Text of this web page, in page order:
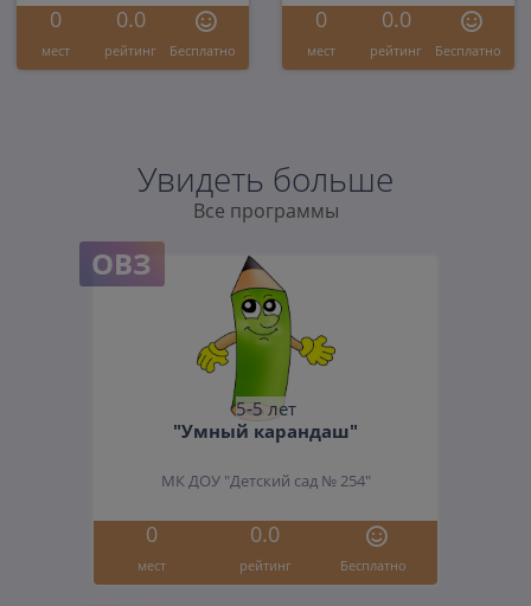
0 0.0
мест рейтинг Бесплатно
0 0.0
мест рейтинг Бесплатно
Увидеть больше
Все программы
ОВЗ
5-5 лет
"Умный карандаш"
МК ДОУ "Детский сад № 254"
0 0.0
мест рейтинг Бесплатно